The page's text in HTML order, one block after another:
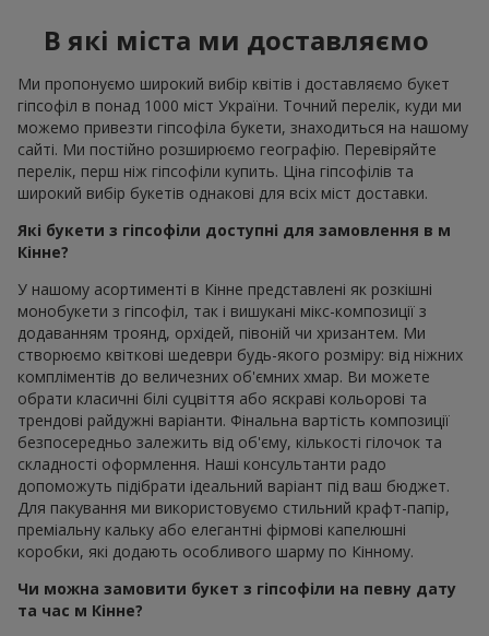
В які міста ми доставляємо
Ми пропонуємо широкий вибір квітів і доставляємо букет
гіпсофіл в понад 1000 міст України. Точний перелік, куди ми
можемо привезти гіпсофіла букети, знаходиться на нашому
сайті. Ми постійно розширюємо географію. Перевіряйте
перелік, перш ніж гіпсофіли купить. Ціна гіпсофілів та
широкий вибір букетів однакові для всіх міст доставки.
Які букети з гіпсофіли доступні для замовлення в м
Кінне?
У нашому асортименті в Кінне представлені як розкішні
монобукети з гіпсофіл, так і вишукані мікс-композиції з
додаванням троянд, орхідей, півоній чи хризантем. Ми
створюємо квіткові шедеври будь-якого розміру: від ніжних
компліментів до величезних об'ємних хмар. Ви можете
обрати класичні білі суцвіття або яскраві кольорові та
трендові райдужні варіанти. Фінальна вартість композиції
безпосередньо залежить від об'єму, кількості гілочок та
складності оформлення. Наші консультанти радо
допоможуть підібрати ідеальний варіант під ваш бюджет.
Для пакування ми використовуємо стильний крафт-папір,
преміальну кальку або елегантні фірмові капелюшні
коробки, які додають особливого шарму по Кінному.
Чи можна замовити букет з гіпсофіли на певну дату
та час м Кінне?